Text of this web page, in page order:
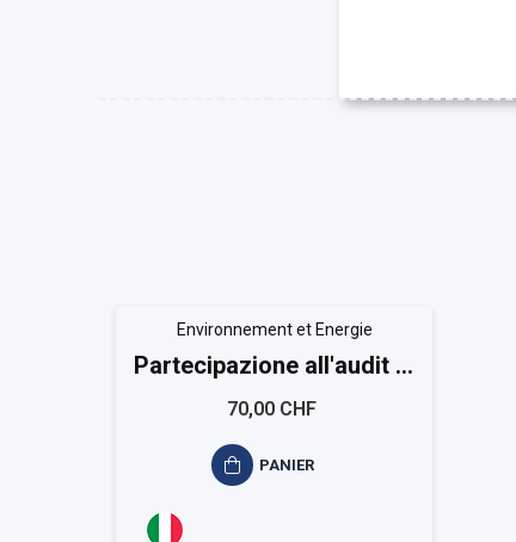
Environnement et Energie
Partecipazione all'audit di
certificazione ISO 14001
70,00 CHF
PANIER